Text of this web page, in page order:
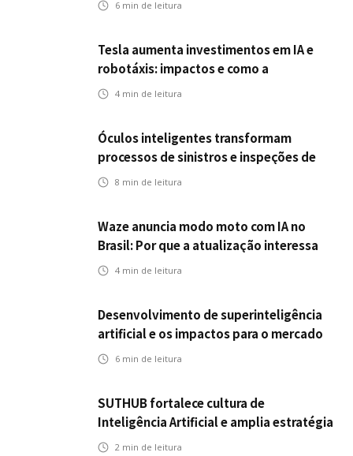
6 min de leitura
Tesla aumenta investimentos em IA e
robotáxis: impactos e como a
mobilidade autônoma transforma o
4 min de leitura
Óculos inteligentes transformam
processos de sinistros e inspeções de
seguros
8 min de leitura
Waze anuncia modo moto com IA no
Brasil: Por que a atualização interessa
ao mercado segurador?
4 min de leitura
Desenvolvimento de superinteligência
artificial e os impactos para o mercado
de seguros
6 min de leitura
SUTHUB fortalece cultura de
Inteligência Artificial e amplia estratégia
para toda a organização
2 min de leitura